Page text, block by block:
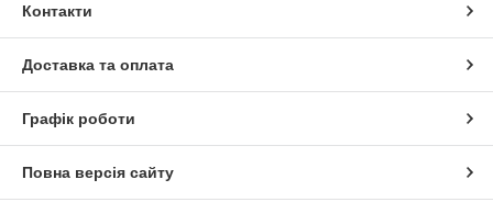
Контакти
Доставка та оплата
Графік роботи
Повна версія сайту